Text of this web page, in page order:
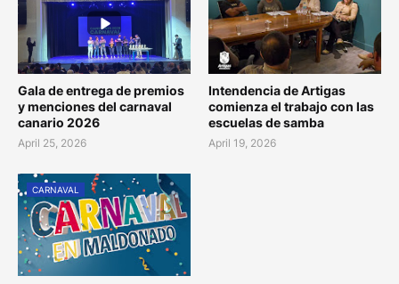
Gala de entrega de premios
y menciones del carnaval
canario 2026
April 25, 2026
Intendencia de Artigas
comienza el trabajo con las
escuelas de samba
April 19, 2026
CARNAVAL